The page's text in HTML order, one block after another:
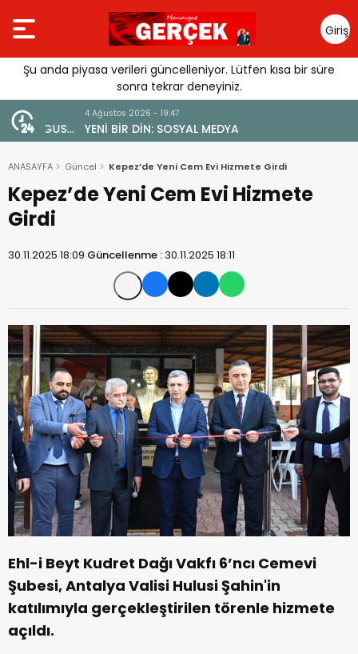
Giriş
Yap
Şu anda piyasa verileri güncelleniyor. Lütfen kısa bir süre
sonra tekrar deneyiniz.
4 Ağustos 2026 - 19:47
YENİ BİR DİN: SOSYAL MEDYA
ANASAYFA Güncel Kepez’de Yeni Cem Evi Hizmete Girdi
Kepez’de Yeni Cem Evi Hizmete
Girdi
30.11.2025 18:09 Güncellenme :30.11.2025 18:11
Ehl-i Beyt Kudret Dağı Vakfı 6’ncı Cemevi
Şubesi, Antalya Valisi Hulusi Şahin'in
katılımıyla gerçekleştirilen törenle hizmete
açıldı.